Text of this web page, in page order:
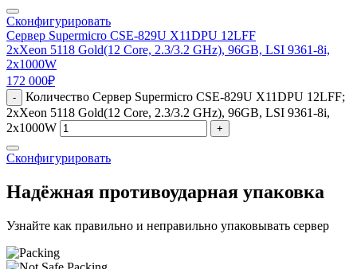
Сконфигурировать
Сервер Supermicro CSE-829U X11DPU 12LFF
2xXeon 5118 Gold(12 Core, 2.3/3.2 GHz), 96GB, LSI 9361-8i,
2x1000W
172 000₽
-
Количество Сервер Supermicro CSE-829U X11DPU 12LFF;
2xXeon 5118 Gold(12 Core, 2.3/3.2 GHz), 96GB, LSI 9361-8i,
2x1000W
+
Сконфигурировать
Надёжная противоударная упаковка
Узнайте как правильно и неправильно упаковывать сервер